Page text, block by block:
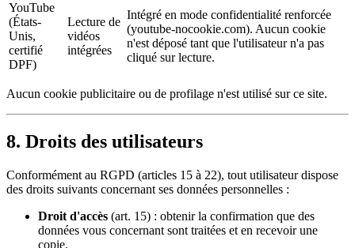
YouTube
(États-
Unis,
certifié
DPF)
Lecture de
vidéos
intégrées
Intégré en mode confidentialité renforcée
(youtube-nocookie.com). Aucun cookie
n'est déposé tant que l'utilisateur n'a pas
cliqué sur lecture.
Aucun cookie publicitaire ou de profilage n'est utilisé sur ce site.
8. Droits des utilisateurs
Conformément au RGPD (articles 15 à 22), tout utilisateur dispose
des droits suivants concernant ses données personnelles :
Droit d'accès (art. 15) : obtenir la confirmation que des
données vous concernant sont traitées et en recevoir une
copie.